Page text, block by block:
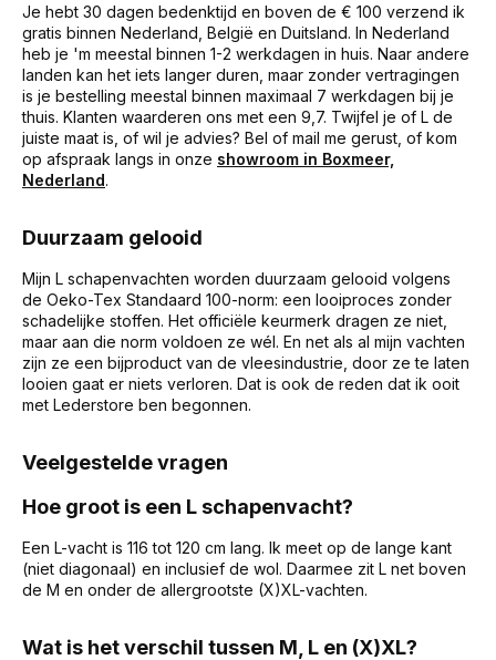
Je hebt 30 dagen bedenktijd en boven de € 100 verzend ik
gratis binnen Nederland, België en Duitsland. In Nederland
heb je 'm meestal binnen 1-2 werkdagen in huis. Naar andere
landen kan het iets langer duren, maar zonder vertragingen
is je bestelling meestal binnen maximaal 7 werkdagen bij je
thuis. Klanten waarderen ons met een 9,7. Twijfel je of L de
juiste maat is, of wil je advies? Bel of mail me gerust, of kom
op afspraak langs in onze showroom in Boxmeer,
Nederland.
Duurzaam gelooid
Mijn L schapenvachten worden duurzaam gelooid volgens
de Oeko-Tex Standaard 100-norm: een looiproces zonder
schadelijke stoffen. Het officiële keurmerk dragen ze niet,
maar aan die norm voldoen ze wél. En net als al mijn vachten
zijn ze een bijproduct van de vleesindustrie, door ze te laten
looien gaat er niets verloren. Dat is ook de reden dat ik ooit
met Lederstore ben begonnen.
Veelgestelde vragen
Hoe groot is een L schapenvacht?
Een L-vacht is 116 tot 120 cm lang. Ik meet op de lange kant
(niet diagonaal) en inclusief de wol. Daarmee zit L net boven
de M en onder de allergrootste (X)XL-vachten.
Wat is het verschil tussen M, L en (X)XL?